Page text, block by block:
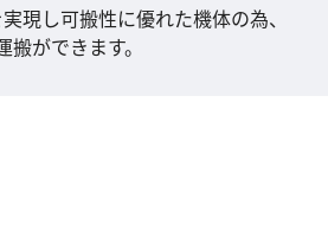
現し可搬性に優れた機体の為、
ができます。